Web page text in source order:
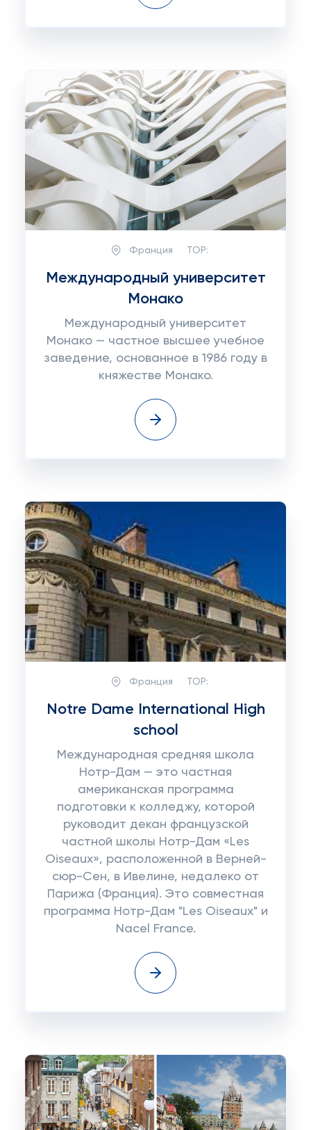
Франция TOP:
Международный университет
Монако
Международный университет
Монако — частное высшее учебное
заведение, основанное в 1986 году в
княжестве Монако.
Франция TOP:
Notre Dame International High
school
Международная средняя школа
Нотр-Дам — это частная
американская программа
подготовки к колледжу, которой
руководит декан французской
частной школы Нотр-Дам «Les
Oiseaux», расположенной в Верней-
сюр-Сен, в Ивелине, недалеко от
Парижа (Франция). Это совместная
программа Нотр-Дам "Les Oiseaux" и
Nacel France.